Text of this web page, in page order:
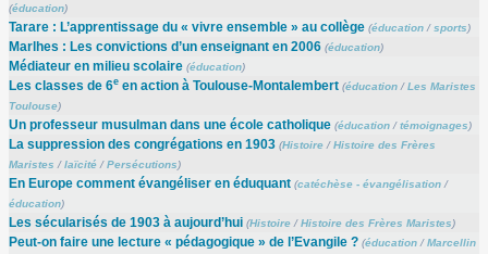
(éducation)
Tarare : L’apprentissage du « vivre ensemble » au collège (éducation/sports)
Marlhes : Les convictions d’un enseignant en 2006 (éducation)
Médiateur en milieu scolaire (éducation)
Les classes de 6een action à Toulouse-Montalembert (éducation/Les Maristes
Toulouse)
Un professeur musulman dans une école catholique (éducation/témoignages)
La suppression des congrégations en 1903 (Histoire/Histoire des Frères
Maristes /laïcité/Persécutions)
En Europe comment évangéliser en éduquant (catéchèse - évangélisation/
éducation)
Les sécularisés de 1903 à aujourd’hui (Histoire/Histoire des Frères Maristes)
Peut-on faire une lecture « pédagogique » de l’Evangile ? (éducation/Marcellin